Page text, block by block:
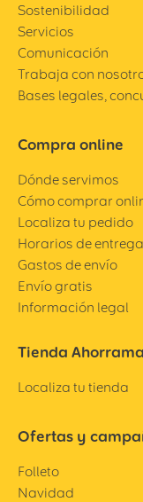
Sostenibilidad
Servicios
Comunicación
Trabaja con
Bases legales,
Compra online
Dónde servimos
Cómo comprar
Localiza tu pedido
Horarios de entrega
Gastos de envío
Envío gratis
Información legal
Tienda
Localiza tu tienda
Ofertas y
Folleto
Navidad